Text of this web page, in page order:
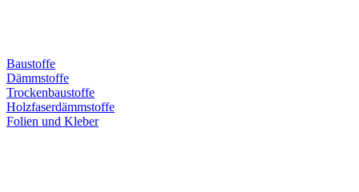
Baustoffe
Dämmstoffe
Trockenbaustoffe
Holzfaserdämmstoffe
Folien und Kleber